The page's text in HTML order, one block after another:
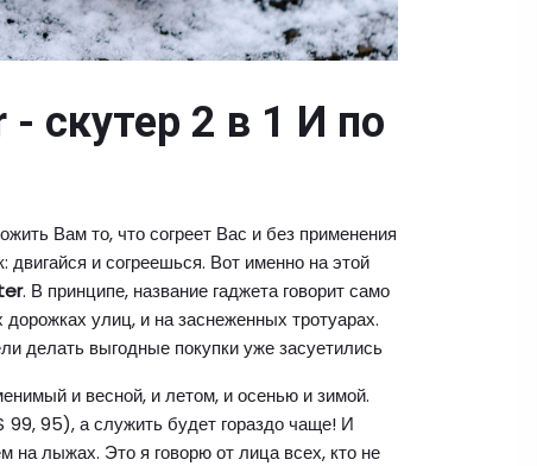
скутер 2 в 1 И по
Вам то, что согреет Вас и без применения
и согреешься. Вот именно на этой
. В принципе, название гаджета говорит само
улиц, и на заснеженных тротуарах.
делать выгодные покупки уже засуетились
и весной, и летом, и осенью и зимой.
99, 95), а служить будет гораздо чаще! И
на лыжах. Это я говорю от лица всех, кто не